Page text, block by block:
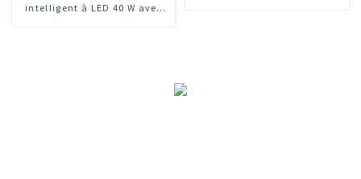
intelligent à LED 40 W avec